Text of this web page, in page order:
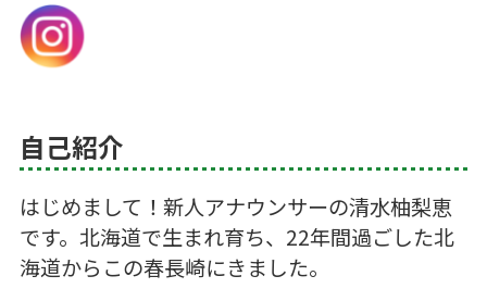
自己紹介
はじめまして！新人アナウンサーの清水柚梨恵
です。北海道で生まれ育ち、22年間過ごした北
海道からこの春長崎にきました。